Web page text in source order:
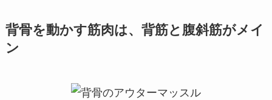
背骨を動かす筋肉は、背筋と腹斜筋がメイ
ン